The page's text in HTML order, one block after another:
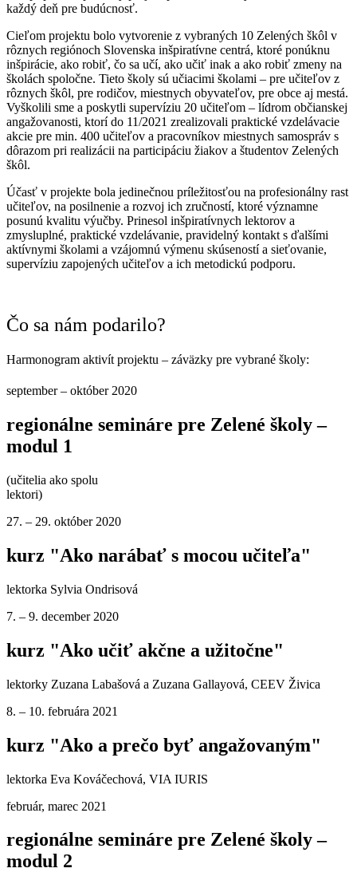
každý deň pre budúcnosť.
Cieľom projektu bolo vytvorenie z vybraných 10 Zelených škôl v
rôznych regiónoch Slovenska inšpiratívne centrá, ktoré ponúknu
inšpirácie, ako robiť, čo sa učí, ako učiť inak a ako robiť zmeny na
školách spoločne. Tieto školy sú učiacimi školami – pre učiteľov z
rôznych škôl, pre rodičov, miestnych obyvateľov, pre obce aj mestá.
Vyškolili sme a poskytli supervíziu 20 učiteľom – lídrom občianskej
angažovanosti, ktorí do 11/2021 zrealizovali praktické vzdelávacie
akcie pre min. 400 učiteľov a pracovníkov miestnych samospráv s
dôrazom pri realizácii na participáciu žiakov a študentov Zelených
škôl.
Účasť v projekte bola jedinečnou príležitosťou na profesionálny rast
učiteľov, na posilnenie a rozvoj ich zručností, ktoré významne
posunú kvalitu výučby. Prinesol inšpiratívnych lektorov a
zmysluplné, praktické vzdelávanie, pravidelný kontakt s ďalšími
aktívnymi školami a vzájomnú výmenu skúseností a sieťovanie,
supervíziu zapojených učiteľov a ich metodickú podporu.
Čo sa nám podarilo?
Harmonogram aktivít projektu – záväzky pre vybrané školy:
september – október 2020
regionálne semináre pre Zelené školy –
modul 1
(učitelia ako spolu
lektori)
27. – 29. október 2020
kurz "Ako narábať s mocou učiteľa"
lektorka Sylvia Ondrisová
7. – 9. december 2020
kurz "Ako učiť akčne a užitočne"
lektorky Zuzana Labašová a Zuzana Gallayová, CEEV Živica
8. – 10. februára 2021
kurz "Ako a prečo byť angažovaným"
lektorka Eva Kováčechová, VIA IURIS
február, marec 2021
regionálne semináre pre Zelené školy –
modul 2